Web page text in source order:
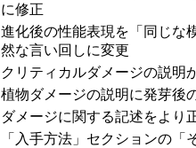
に修正
進化後の性能表現を「同じな
然な言い回しに変更
クリティカルダメージの説明
植物ダメージの説明に発芽後
ダメージに関する記述をより
「入手方法」セクションの